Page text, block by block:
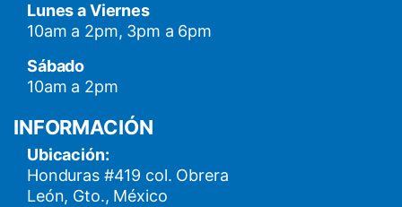
Lunes a Viernes
10am a 2pm, 3pm a 6pm
Sábado
10am a 2pm
INFORMACIÓN
Ubicación:
Honduras #419 col. Obrera
León, Gto., México